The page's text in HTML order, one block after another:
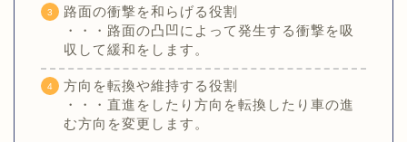
路面の衝撃を和らげる役割
・・・路面の凸凹によって発生する衝撃を吸
収して緩和をします。
方向を転換や維持する役割
・・・直進をしたり方向を転換したり車の進
む方向を変更します。